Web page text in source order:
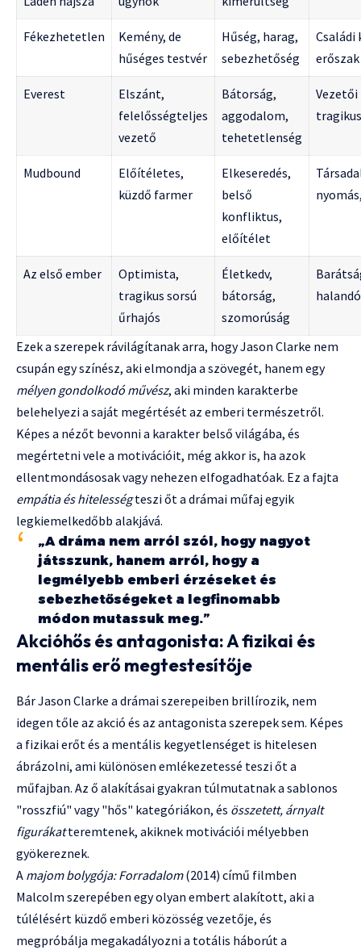
Fékezhetetlen
Kemény, de
hűséges testvér
Hűség, harag,
sebezhetőség
Családi
erőszak
Everest
Elszánt,
felelősségteljes
vezető
Bátorság,
aggodalom,
tehetetlenség
Vezetői
Mudbound
Előítéletes,
küzdő farmer
Elkeseredés,
belső
konfliktus,
előítélet
Az első ember
Optimista,
tragikus sorsú
űrhajós
Életkedv,
bátorság,
szomorúság
Ezek a szerepek rávilágítanak arra, hogy Jason Clarke nem
csupán egy színész, aki elmondja a szövegét, hanem egy
mélyen gondolkodó művész, aki minden karakterbe
belehelyezi a saját megértését az emberi természetről.
Képes a nézőt bevonni a karakter belső világába, és
megértetni vele a motivációit, még akkor is, ha azok
ellentmondásosak vagy nehezen elfogadhatóak. Ez a fajta
empátia és hitelességteszi őt a drámai műfaj egyik
legkiemelkedőbb alakjává.
„A dráma nem arról szól, hogy nagyot
játsszunk, hanem arról, hogy a
legmélyebb emberi érzéseket és
sebezhetőségeket a legfinomabb
módon mutassuk meg.”
Akcióhős és antagonista: A fizikai és
mentális erő megtestesítője
Bár Jason Clarke a drámai szerepeiben brillírozik, nem
idegen tőle az akció és az antagonista szerepek sem. Képes
a fizikai erőt és a mentális kegyetlenséget is hitelesen
ábrázolni, ami különösen emlékezetessé teszi őt a
műfajban. Az ő alakításai gyakran túlmutatnak a sablonos
"rosszfiú" vagy "hős" kategóriákon, és összetett, árnyalt
figurákatteremtenek, akiknek motivációi mélyebben
gyökereznek.
A majom bolygója: Forradalom(2014) című filmben
Malcolm szerepében egy olyan embert alakított, aki a
túlélésért küzdő emberi közösség vezetője, és
megpróbálja megakadályozni a totális háborút a